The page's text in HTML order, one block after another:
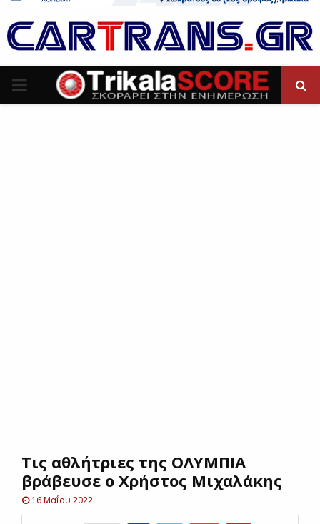
P
U
Τις αθλήτριες της ΟΛΥΜΠΙΑ
βράβευσε ο Χρήστος Μιχαλάκης
16 Μαΐου 2022